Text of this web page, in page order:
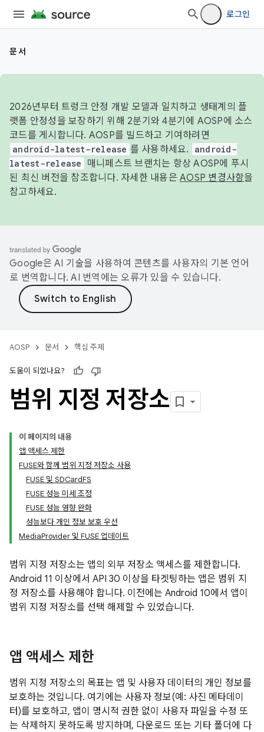
로그인
문서
2026년부터 트렁크 안정 개발 모델과 일치하고 생태계의 플
랫폼 안정성을 보장하기 위해 2분기와 4분기에 AOSP에 소스
코드를 게시합니다. AOSP를 빌드하고 기여하려면
android-latest-release 를 사용하세요.
android-
latest-release
매니페스트 브랜치는 항상 AOSP에 푸시
된 최신 버전을 참조합니다. 자세한 내용은 AOSP 변경사항을
참고하세요.
Google은 AI 기술을 사용하여 콘텐츠를 사용자의 기본 언어
로 번역합니다. AI 번역에는 오류가 있을 수 있습니다.
AOSP 문서 핵심 주제
도움이 되었나요?
범위 지정 저장소
이 페이지의 내용
앱 액세스 제한
FUSE와 함께 범위 지정 저장소 사용
FUSE 및 SDCardFS
FUSE 성능 미세 조정
FUSE 성능 영향 완화
성능보다 개인 정보 보호 우선
MediaProvider 및 FUSE 업데이트
범위 지정 저장소는 앱의 외부 저장소 액세스를 제한합니다.
Android 11 이상에서 API 30 이상을 타겟팅하는 앱은 범위 지
정 저장소를 사용해야 합니다. 이전에는 Android 10에서 앱이
범위 지정 저장소를 선택 해제할 수 있었습니다.
앱 액세스 제한
범위 지정 저장소의 목표는 앱 및 사용자 데이터의 개인 정보를
보호하는 것입니다. 여기에는 사용자 정보(예: 사진 메타데이
터)를 보호하고, 앱이 명시적 권한 없이 사용자 파일을 수정 또
는 삭제하지 못하도록 방지하며, 다운로드 또는 기타 폴더에 다